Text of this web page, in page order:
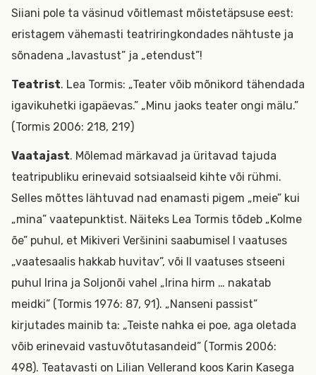
Siiani pole ta väsinud võitlemast mõistetäpsuse eest:
eristagem vähemasti teatriringkondades nähtuste ja
sõnadena „lavastust” ja „etendust”!
Teatrist. Lea Tormis: „Teater võib mõnikord tähendada
igavikuhetki igapäevas.” „Minu jaoks teater ongi mälu.”
(Tormis 2006: 218, 219)
Vaatajast. Mõlemad märkavad ja üritavad tajuda
teatripubliku erinevaid sotsiaalseid kihte või rühmi.
Selles mõttes lähtuvad nad enamasti pigem „meie” kui
„mina” vaatepunktist. Näiteks Lea Tormis tõdeb „Kolme
õe” puhul, et Mikiveri Veršinini saabumisel I vaatuses
„vaatesaalis hakkab huvitav”, või II vaatuses stseeni
puhul Irina ja Soljonõi vahel „Irina hirm … nakatab
meidki” (Tormis 1976: 87, 91). „Nanseni passist”
kirjutades mainib ta: „Teiste nahka ei poe, aga oletada
võib erinevaid vastuvõtutasandeid” (Tormis 2006:
498). Teatavasti on Lilian Vellerand koos Karin Kasega